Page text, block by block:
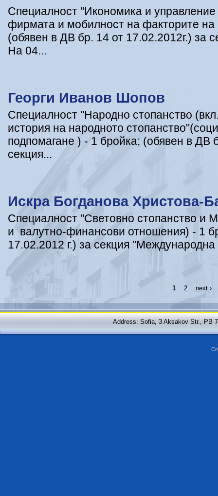
Специалност "Икономика и
фирмата и мобилност на факторите на
(обявен в ДВ бр. 14 от 17.02.2012г.) за
На 04...
Георги Иванов Шопов
Специалност "Народно стопанство
история на народното
подпомагане ) - 1 бройка; (обявен в ДВ
секция...
Искра Богданова Христова-
Специалност "Световно стопанство
и валутно-финансови отношения) - 1
17.02.2012 г.) за секция
1 2 next ›
Address: Sofia, 3 Aksakov Str., PB